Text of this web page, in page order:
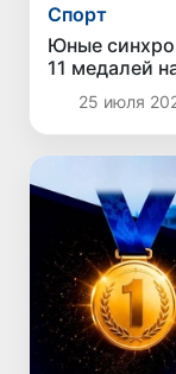
Спорт
Юные
11 медалей
25 июля